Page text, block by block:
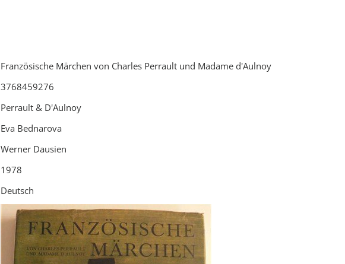
Französische Märchen von Charles Perrault und Madame d'Aulnoy
3768459276
Perrault & D'Aulnoy
Eva Bednarova
Werner Dausien
1978
Deutsch